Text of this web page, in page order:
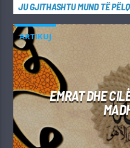
JU GJITHASHTU MUND TË
ARTIKUJ
EMRAT DHE